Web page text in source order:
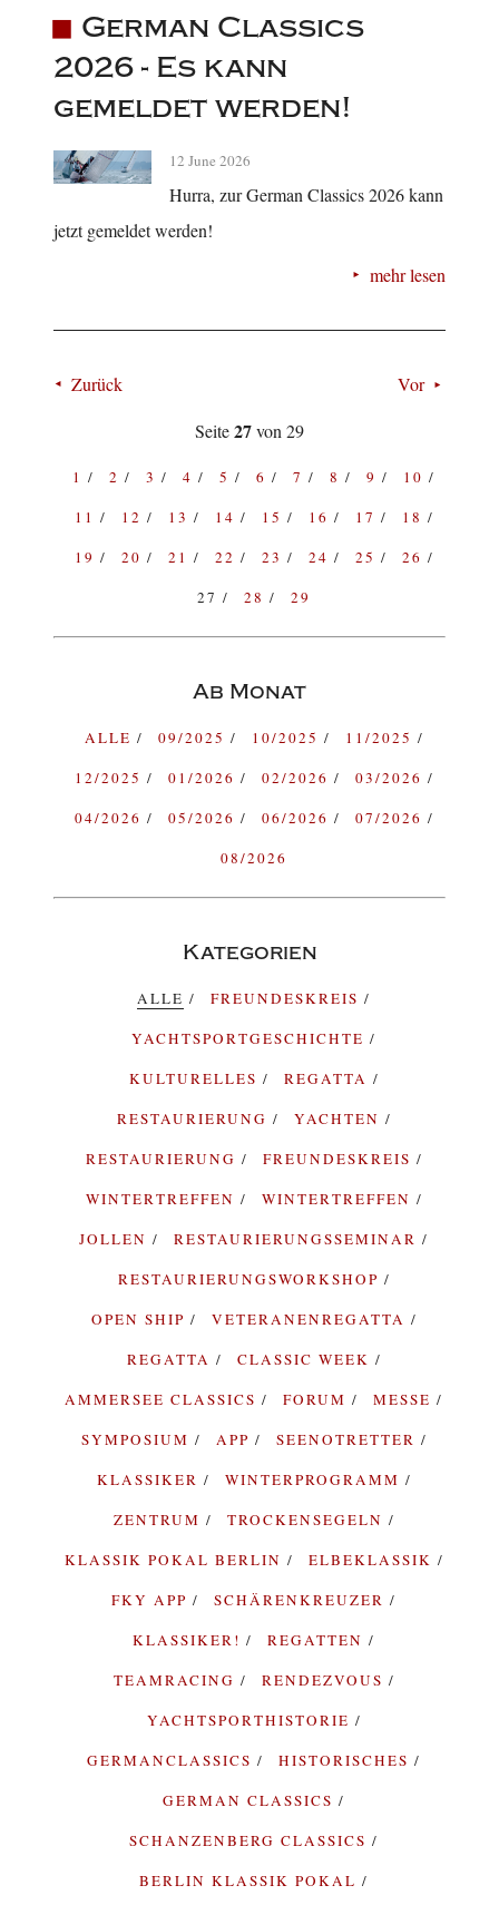
German Classics
2026 - Es kann
gemeldet werden!
12 June 2026
Hurra, zur German Classics 2026 kann
jetzt gemeldet werden!
mehr lesen
Zurück
Vor
Seite27von 29
1 2 3 4 5 6 7 8 9
10
11
12 13 14 15 16 17
18
19
20 21 22 23 24 25
26
27
28 29
Ab Monat
ALLE 09/2025 10/2025
11/2025
12/2025
01/2026 02/2026
03/2026
04/2026
05/2026 06/2026
07/2026
08/2026
Kategorien
ALLE
FREUNDESKREIS
YACHTSPORTGESCHICHTE
KULTURELLES
REGATTA
RESTAURIERUNG
YACHTEN
RESTAURIERUNG
FREUNDESKREIS
WINTERTREFFEN
WINTERTREFFEN
JOLLEN
RESTAURIERUNGSSEMINAR
RESTAURIERUNGSWORKSHOP
OPEN SHIP
VETERANENREGATTA
REGATTA
CLASSIC WEEK
AMMERSEE CLASSICS
FORUM
MESSE
SYMPOSIUM
APP
SEENOTRETTER
KLASSIKER
WINTERPROGRAMM
ZENTRUM
TROCKENSEGELN
KLASSIK POKAL BERLIN
ELBEKLASSIK
FKY APP
SCHÄRENKREUZER
KLASSIKER!
REGATTEN
TEAMRACING
RENDEZVOUS
YACHTSPORTHISTORIE
GERMANCLASSICS
HISTORISCHES
GERMAN CLASSICS
SCHANZENBERG CLASSICS
BERLIN KLASSIK POKAL